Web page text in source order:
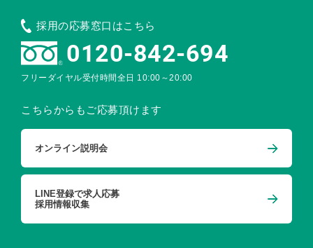
採用の応募窓口はこちら
0120-842-694
フリーダイヤル受付時間全日 10:00～20:00
こちらからもご応募頂けます
オンライン説明会
LINE登録で求人応募
採用情報収集